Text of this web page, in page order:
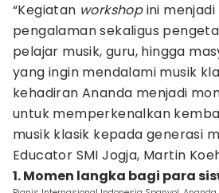
“Kegiatan workshopini
pengalaman sekaligus
pelajar musik, guru, hingga
yang ingin mendalami musik
kehadiran Ananda menjadi
untuk memperkenalkan
musik klasik kepada generasi
Educator SMI Jogja, Martin
1. Momen langka bagi para